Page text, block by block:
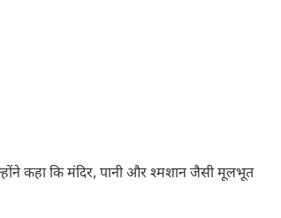
कहा कि मंदिर, पानी और श्मशान जैसी मूलभूत